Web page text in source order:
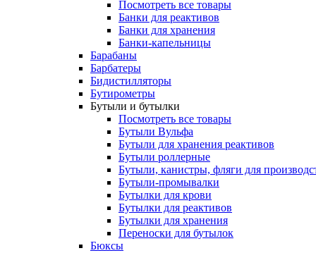
Посмотреть все товары
Банки для реактивов
Банки для хранения
Банки-капельницы
Барабаны
Барбатеры
Бидистилляторы
Бутирометры
Бутыли и бутылки
Посмотреть все товары
Бутыли Вульфа
Бутыли для хранения реактивов
Бутыли роллерные
Бутыли, канистры, фляги для
Бутыли-промывалки
Бутылки для крови
Бутылки для реактивов
Бутылки для хранения
Переноски для бутылок
Бюксы